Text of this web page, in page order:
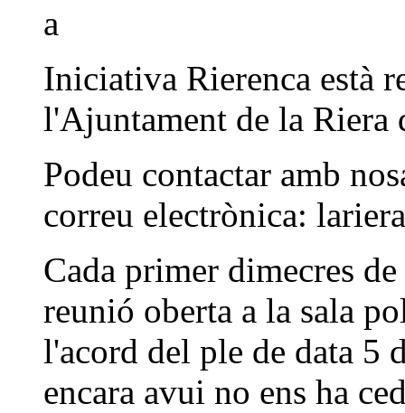
Iniciativa Rierenca està
l'Ajuntament de la Riera
Podeu contactar amb
correu electrònica:
Cada primer dimecres
reunió oberta a la sala
l'acord del ple de data 5
encara avui no ens ha